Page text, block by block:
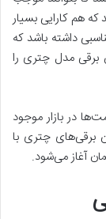
هم کارایی بسیار
داشته باشد که
برقی مدل چتری را
در بازار موجود
برقی‌های چتری با